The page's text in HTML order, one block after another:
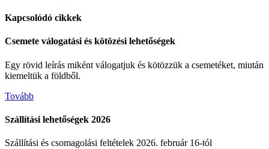
Kapcsolódó cikkek
Csemete válogatási és kötözési lehetőségek
Egy rövid leírás miként válogatjuk és kötözzük a csemetéket, miután
kiemeltük a földből.
Tovább
Szállítási lehetőségek 2026
Szállítási és csomagolási feltételek 2026. február 16-tól